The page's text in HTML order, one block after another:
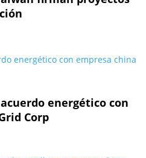
energético con
Corp